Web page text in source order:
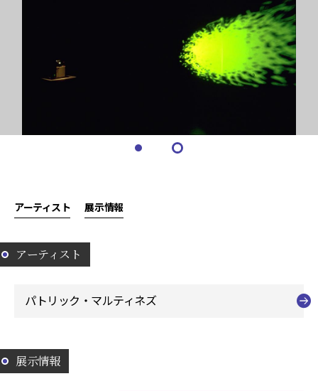
アーティスト 展示情報
アーティスト
パトリック・マルティネズ
展示情報